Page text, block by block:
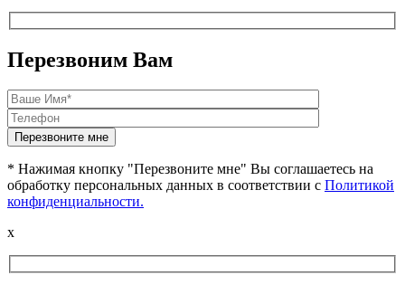
Перезвоним Вам
* Нажимая кнопку "Перезвоните мне" Вы соглашаетесь на
обработку персональных данных в соответствии с Политикой
конфиденциальности.
x